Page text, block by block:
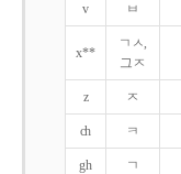
v ㅂ
x**
ㄱㅅ,
그ㅈ
z ㅈ
ch ㅋ
gh ㄱ